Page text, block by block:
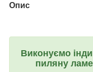
Опис
Виконуємо
пиляну